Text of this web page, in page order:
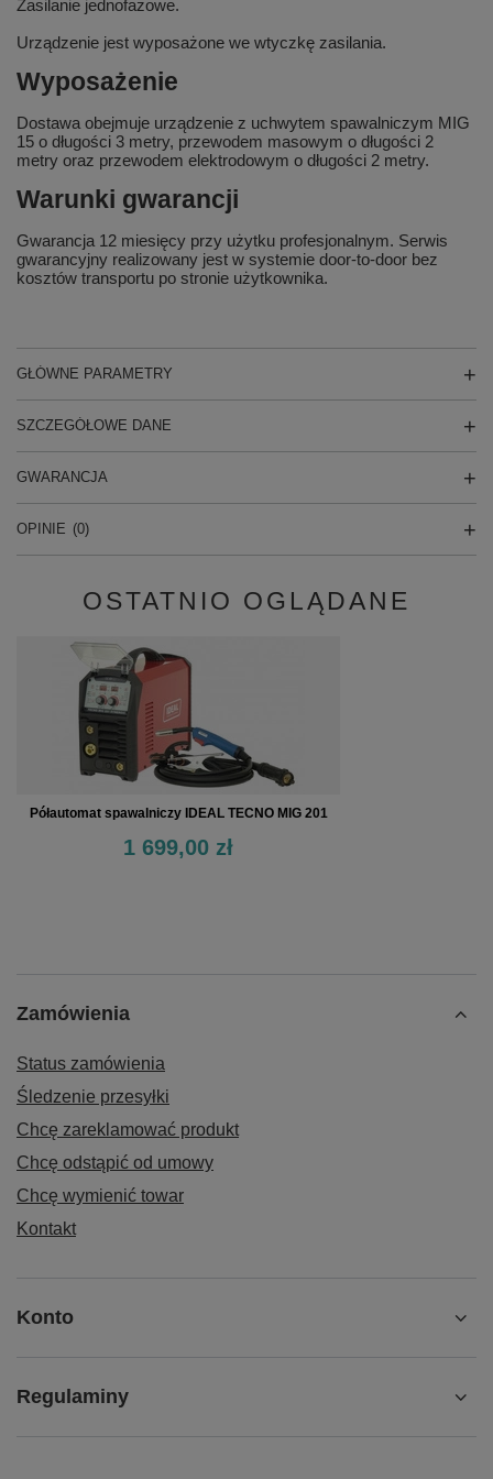
Zasilanie jednofazowe.
Urządzenie jest wyposażone we wtyczkę zasilania.
Wyposażenie
Dostawa obejmuje urządzenie z uchwytem spawalniczym MIG
15 o długości 3 metry, przewodem masowym o długości 2
metry oraz przewodem elektrodowym o długości 2 metry.
Warunki gwarancji
Gwarancja 12 miesięcy przy użytku profesjonalnym. Serwis
gwarancyjny realizowany jest w systemie door-to-door bez
kosztów transportu po stronie użytkownika.
GŁÓWNE PARAMETRY
SZCZEGÓŁOWE DANE
GWARANCJA
OPINIE (0)
OSTATNIO OGLĄDANE
Półautomat spawalniczy IDEAL TECNO MIG 201
1 699,00 zł
Zamówienia
Status zamówienia
Śledzenie przesyłki
Chcę zareklamować produkt
Chcę odstąpić od umowy
Chcę wymienić towar
Kontakt
Konto
Regulaminy